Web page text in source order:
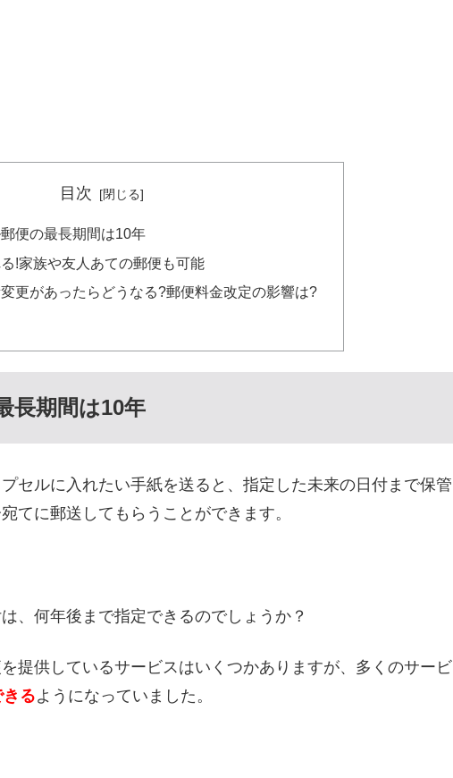
目次
便の最長期間は10年
!家族や友人あての郵便も可能
更があったらどうなる?郵便料金改定の影響は?
長期間は10年
セルに入れたい手紙を送ると、指定した未来の日付まで保管
てに郵送してもらうことができます。
、何年後まで指定できるのでしょうか？
提供しているサービスはいくつかありますが、多くのサービ
るようになっていました。